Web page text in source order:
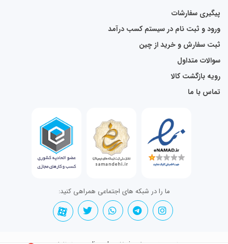
پیگیری سفارشات
ورود و ثبت نام در سیستم کسب درآمد
ثبت سفارش و خرید از چین
سوالات متداول
رویه بازگشت کالا
تماس با ما
ما را در شبکه های اجتماعی همراهی کنید: